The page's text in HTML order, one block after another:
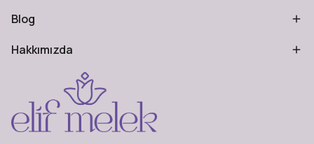
Blog
Hakkımızda